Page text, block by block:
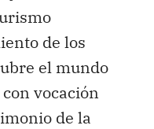
de los
el mundo
vocación
de la